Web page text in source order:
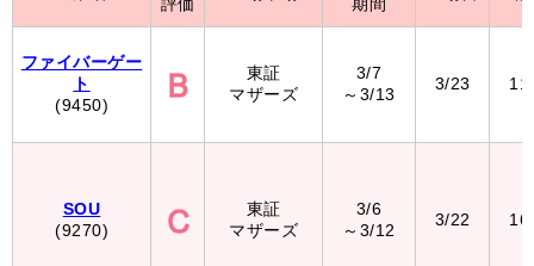
ファイバーゲー
ト
(9450)
SOU
(9270)
評価
期間
東証
マザーズ
3/7
～3/13
3/23
東証
マザーズ
3/6
～3/12
3/22